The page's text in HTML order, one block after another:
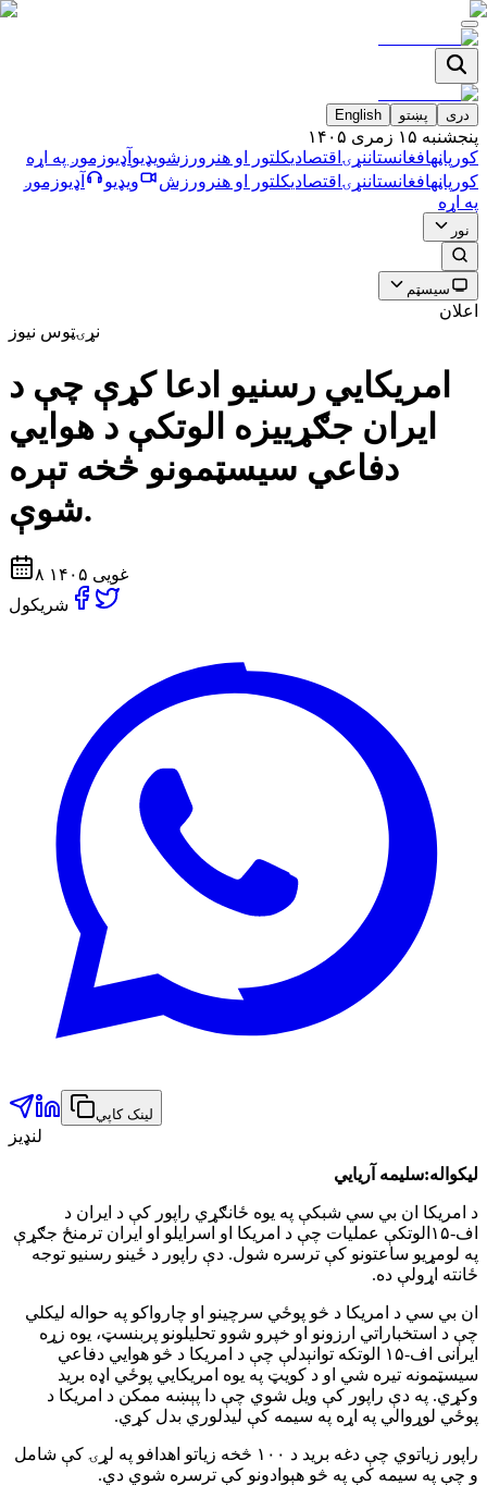
دری پښتو English
پنجشنبه ۱۵ زمری ۱۴۰۵
کورپاڼهافغانستاننړۍ اقتصاديکلتور او هنر ورزشویډیو آډیوزموږ په اړه
کورپاڼهافغانستاننړۍ اقتصاديکلتور او هنر ورزش ویډیو آډیوزموږ
په اړه
نور
سیسټم
اعلان
نړۍټوس نیوز
امریکايي رسنیو ادعا کړې چې د
ایران جګړيیزه الوتکې د هوایي
دفاعي سیسټمونو څخه تېره
شوې.
۸ غویی ۱۴۰۵
شریکول
لینک کاپي
لنډیز
لیکواله:سلیمه آریایي
د امریکا ان بي سي شبکې په یوه ځانګړي راپور کې د ایران د
اف-۱۵الوتکې عملیات چې د امریکا او اسرایلو او ایران ترمنځ جګړې
په لومړیو ساعتونو کې ترسره شول. دې راپور د ځینو رسنیو توجه
ځانته اړولې ده.
ان بي سي د امریکا د څو پوځي سرچینو او چارواکو په حواله لیکلي
چې د استخباراتي ارزونو او خپرو شوو تحلیلونو پربنسټ، یوه زړه
ایرانی اف-۱۵ الوتکه توانېدلې چې د امریکا د څو هوایي دفاعي
سیسټمونه تیره شي او د کویټ په یوه امریکايي پوځي اډه برید
وکړي. په دې راپور کې ویل شوي چې دا پېښه ممکن د امریکا د
پوځي لوړوالي په اړه په سیمه کې لیدلوري بدل کړي.
راپور زیاتوي چې دغه برید د ۱۰۰ څخه زیاتو اهدافو په لړۍ کې شامل
و چې په سیمه کې په څو هېوادونو کې ترسره شوي دي.